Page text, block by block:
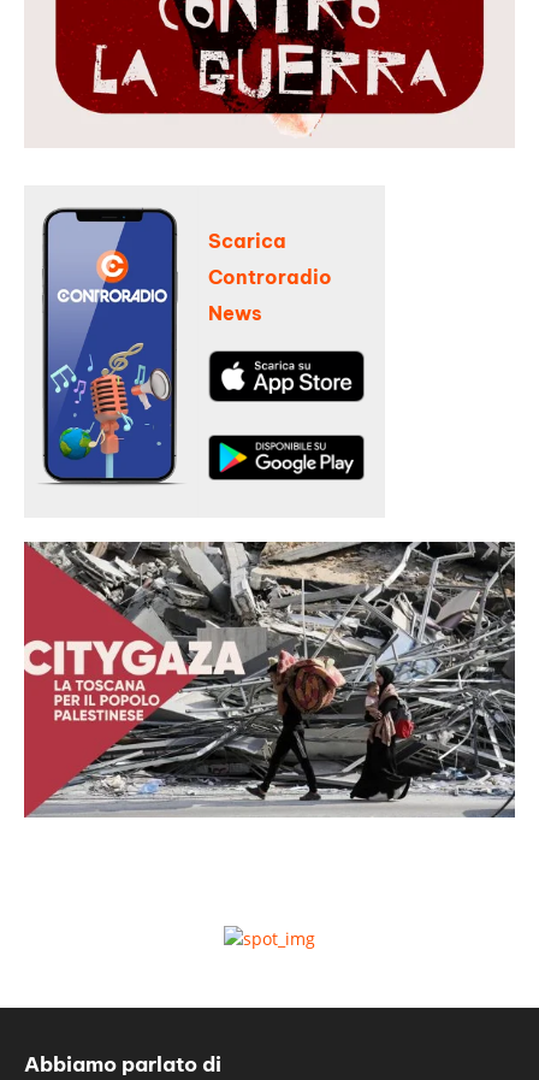
Scarica
Controradio
News
Abbiamo parlato di